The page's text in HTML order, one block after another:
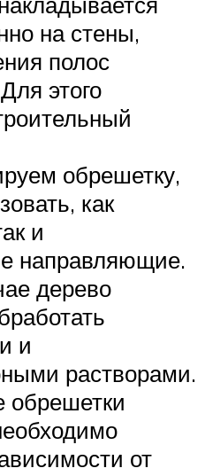
на стены,
полос
этого
обрешетку,
как
и
направляющие.
дерево
и
растворами.
обрешетки
от